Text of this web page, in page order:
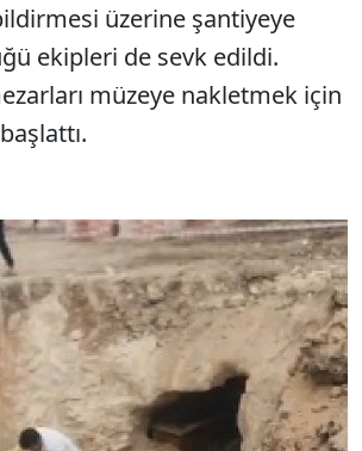
üzerine şantiyeye
ekipleri de sevk edildi.
müzeye nakletmek için